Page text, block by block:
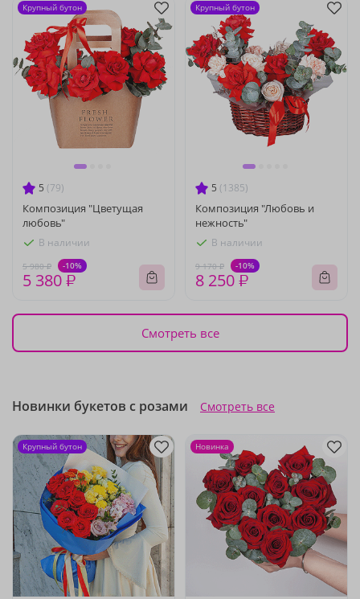
5 (79)
Композиция "Цветущая
любовь"
В наличии
5 980 ₽ -10%
5 380 ₽
Крупный бутон
5 (1385)
Композиция "Любовь и
нежность"
В наличии
9 170 ₽ -10%
8 250 ₽
Крупный бутон
Смотреть все
Новинки букетов с розами Смотреть все
Крупный бутон Новинка